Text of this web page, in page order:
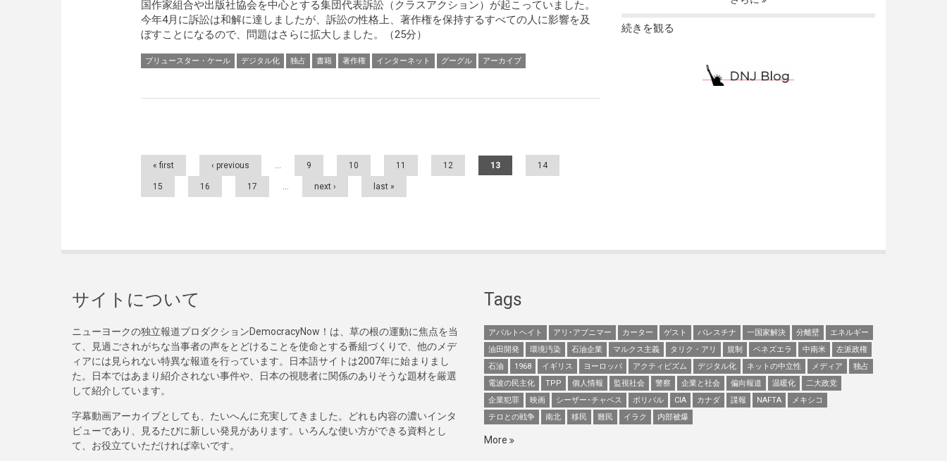
国作家組合や出版社協会を中心とする集団代表訴訟（クラスアクション）が起こっていました。
今年4月に訴訟は和解に達しましたが、訴訟の性格上、著作権を保持するすべての人に影響を及
ぼすことになるので、問題はさらに拡大しました。（25分）
ブリュースター・ケール デジタル化 独占 書籍 著作権 インターネット グーグル アーカイブ
Pages
« first ‹ previous … 9 10 11 12 13 14
15 16 17 … next › last »
続きを観る
サイトについて
ニューヨークの独立報道プロダクションDemocracyNow！は、草の根の運動に焦点を当
て、見過ごされがちな当事者の声をとどけることを使命とする番組づくりで、他のメデ
ィアには見られない特異な報道を行っています。日本語サイトは2007年に始まりまし
た。日本ではあまり紹介されない事件や、日本の視聴者に関係のありそうな題材を厳選
して紹介しています。
字幕動画アーカイブとしても、たいへんに充実してきました。どれも内容の濃いインタ
ビューであり、見るたびに新しい発見があります。いろんな使い方ができる資料とし
て、お役立ていただければ幸いです。
Tags
アパルトヘイト アリ･アブニマー カーター ゲスト パレスチナ 一国家解決 分離壁
エネルギー
油田開発
環境汚染 石油企業 マルクス主義 タリク・アリ 規制 ベネズエラ 中南米
左派政権
石油
1968 イギリス ヨーロッパ アクティビズム デジタル化 ネットの中立性 メディア
独占
電波の民主化
TPP 個人情報 監視社会 警察 企業と社会 偏向報道 温暖化
二大政党
企業犯罪
映画 シーザー･チャベス ボリバル CIA カナダ 諜報 NAFTA
メキシコ
テロとの戦争
南北 移民 難民 イラク 内部被爆
More